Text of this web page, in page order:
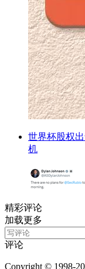
世界杯股权
机
精彩评论
加载更多
评论
Copyright © 1998-